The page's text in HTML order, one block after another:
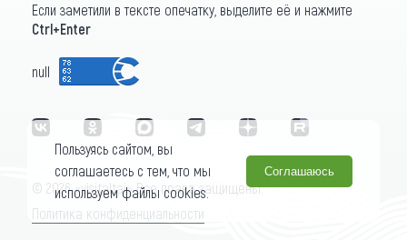
Если заметили в тексте опечатку, выделите её и нажмите
Ctrl+Enter
null
© 2026 «visitaltai» Все права защищены.
Политика конфиденциальности
Пользуясь сайтом, вы
соглашаетесь с тем, что мы
используем файлы cookies.
Соглашаюсь